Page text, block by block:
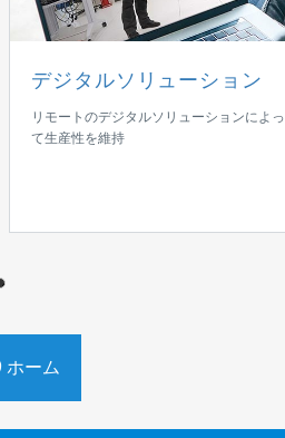
デジタルソリューション
リモートのデジタルソリューションによっ
て生産性を維持
2
ホーム